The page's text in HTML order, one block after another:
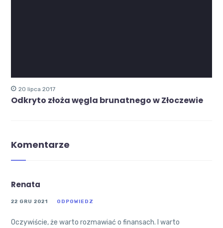
20 lipca 2017
Odkryto złoża węgla brunatnego w Złoczewie
Komentarze
Renata
22 GRU 2021 ODPOWIEDZ
Oczywiście, że warto rozmawiać o finansach. I warto